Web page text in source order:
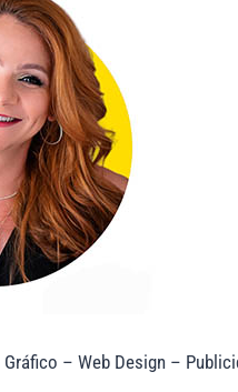
– Web Design –